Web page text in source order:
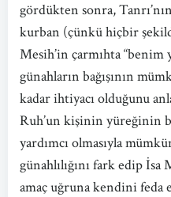
gördükten sonra,
kurban (çünkü hiçbir
Mesih’in çarmıhta
günahların bağışının
kadar ihtiyacı olduğunu
Ruh’un kişinin yüreğinin
yardımcı olmasıyla
günahlılığını fark edip İsa
amaç uğruna kendini feda